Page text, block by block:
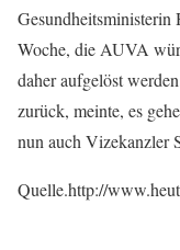
Woche, die AUVA
daher aufgelöst
zurück, meinte, es
nun auch Vizekanzler
Quelle.http://